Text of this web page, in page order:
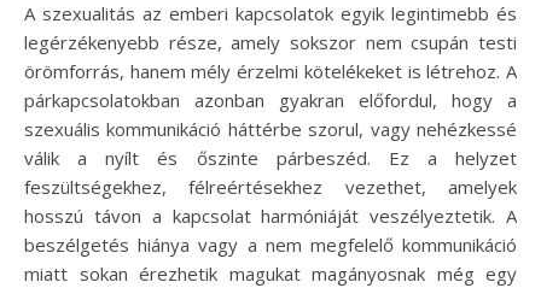
A szexualitás az emberi kapcsolatok egyik legintimebb és
legérzékenyebb része, amely sokszor nem csupán testi
örömforrás, hanem mély érzelmi kötelékeket is létrehoz. A
párkapcsolatokban azonban gyakran előfordul, hogy a
szexuális kommunikáció háttérbe szorul, vagy nehézkessé
válik a nyílt és őszinte párbeszéd. Ez a helyzet
feszültségekhez, félreértésekhez vezethet, amelyek
hosszú távon a kapcsolat harmóniáját veszélyeztetik. A
beszélgetés hiánya vagy a nem megfelelő kommunikáció
miatt sokan érezhetik magukat magányosnak még egy